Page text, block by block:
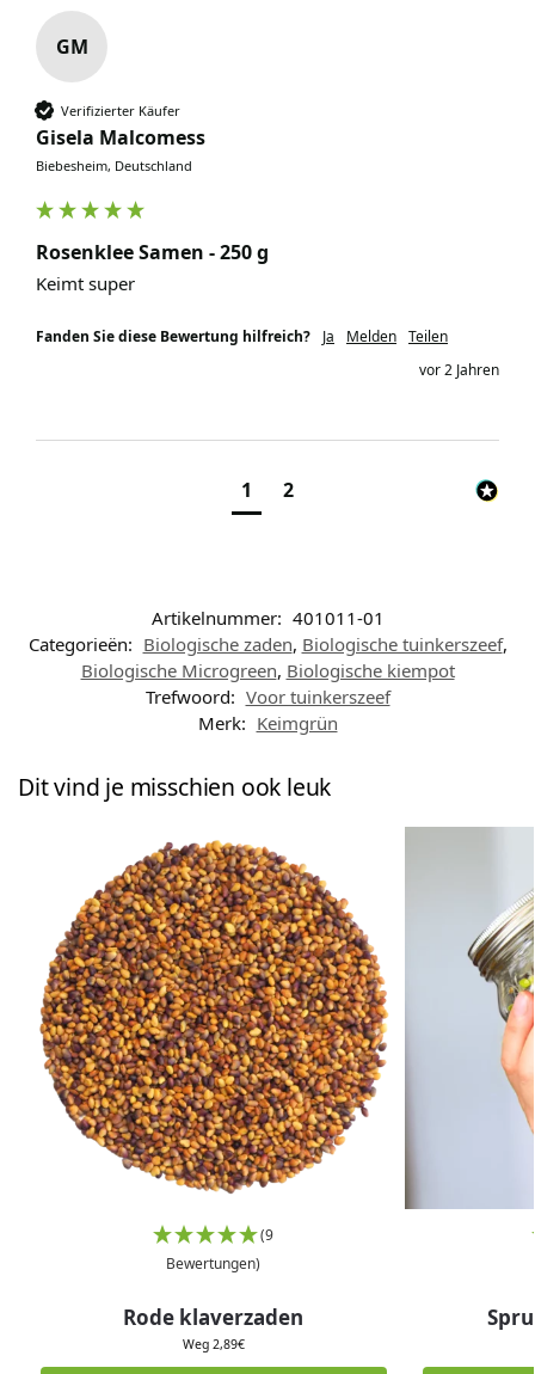
GM
Verifizierter Käufer
Gisela Malcomess
Biebesheim, Deutschland
Rosenklee Samen - 250 g
Keimt super
Fanden Sie diese Bewertung hilfreich? Ja Melden Teilen
vor 2 Jahren
1 2
Artikelnummer: 401011-01
Categorieën: Biologische zaden, Biologische tuinkerszeef,
Biologische Microgreen, Biologische kiempot
Trefwoord: Voor tuinkerszeef
Merk: Keimgrün
Dit vind je misschien ook leuk
(9
Bewertungen)
Rode klaverzaden
Weg 2,89€